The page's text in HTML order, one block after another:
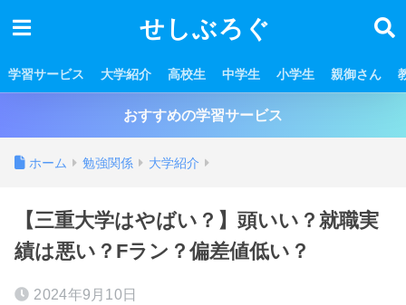
せしぶろぐ
学習サービス 大学紹介 高校生 中学生 小学生 親御さん
おすすめの学習サービス
ホーム 勉強関係 大学紹介
【三重大学はやばい？】頭いい？就職実
績は悪い？Fラン？偏差値低い？
2024年9月10日